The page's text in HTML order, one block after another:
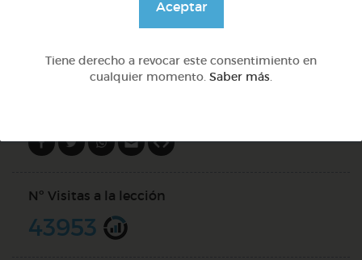
DOCS (2)
Nº Visitas a la lección
43953
Aceptar
Tiene derecho a revocar este consentimiento en
cualquier momento. Saber más.